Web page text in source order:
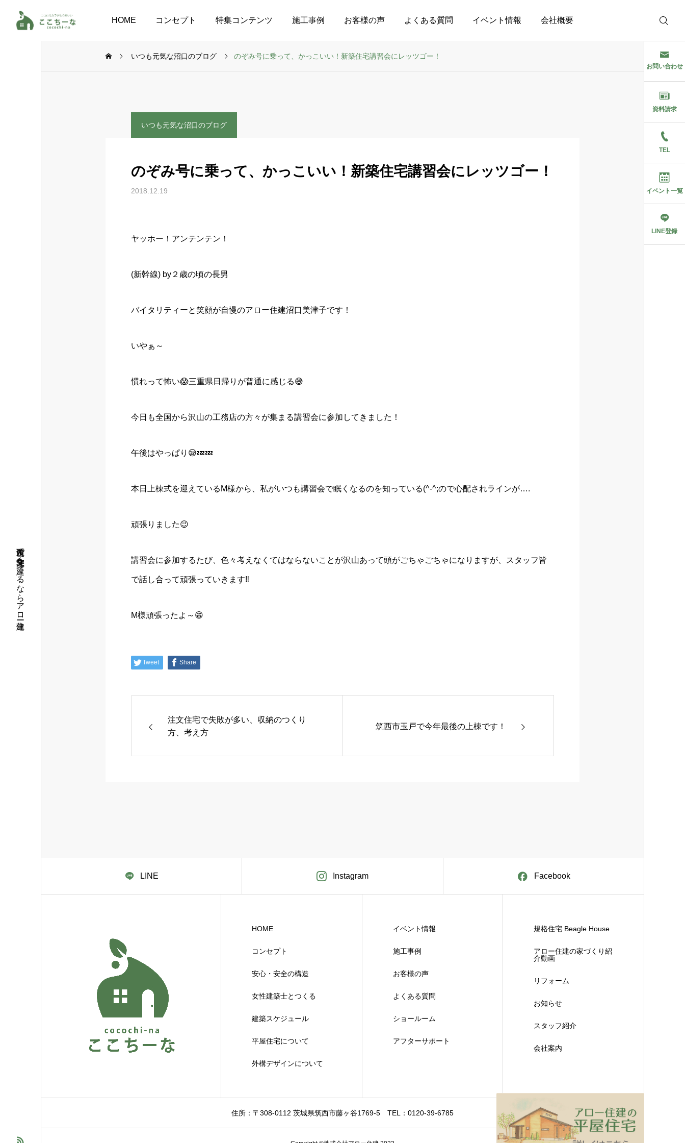
HOME コンセプト 特集コンテンツ 施工事例 お客様の声 よくある質問 イベント情報 会社概要
筑西市で注文住宅を建てるならアロー住建
お問い合わせ
資料請求
TEL
イベント一覧
LINE登録
いつも元気な沼口のブログ のぞみ号に乗って、かっこいい！新築住宅講習会にレッツゴー！
いつも元気な沼口のブログ
のぞみ号に乗って、かっこいい！新築住宅講習会にレッツゴー！
2018.12.19
ヤッホー！アンテンテン！
(新幹線) by２歳の頃の長男
バイタリティーと笑顔が自慢のアロー住建沼口美津子です！
いやぁ～
慣れって怖い😱三重県日帰りが普通に感じる😅
今日も全国から沢山の工務店の方々が集まる講習会に参加してきました！
午後はやっぱり😪💤💤
本日上棟式を迎えているM様から、私がいつも講習会で眠くなるのを知っている(^-^;ので心配されラインが….
頑張りました😉
講習会に参加するたび、色々考えなくてはならないことが沢山あって頭がごちゃごちゃになりますが、スタッフ皆
で話し合って頑張っていきます‼️
M様頑張ったよ～😁
Tweet Share
注文住宅で失敗が多い、収納のつくり
方、考え方
筑西市玉戸で今年最後の上棟です！
LINE Instagram Facebook
HOME
コンセプト
安心・安全の構造
女性建築士とつくる
建築スケジュール
平屋住宅について
外構デザインについて
イベント情報
施工事例
お客様の声
よくある質問
ショールーム
アフターサポート
規格住宅 Beagle House
アロー住建の家づくり紹
介動画
リフォーム
お知らせ
スタッフ紹介
会社案内
住所：〒308-0112 茨城県筑西市藤ヶ谷1769-5 TEL：0120-39-6785